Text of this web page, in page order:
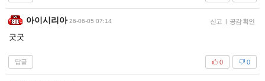
아이시리아 26-06-05 07:14 신고 공감 확인
굿굿
답글 0
0